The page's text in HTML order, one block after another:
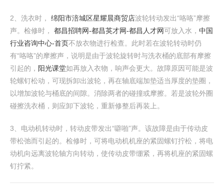
2、洗衣时， 绵阳市涪城区星耀晨商贸店波轮转动发出“咯咯”摩擦
声。检修时， 都昌招聘网-都昌英才网-都昌人才网可放入水， 中国
行业咨询中心-首页不放衣物进行检查。此时若在波轮转动时仍
有“咯咯”的摩擦声，说明是由于波轮旋转时与洗衣桶的底部有摩擦
引起的， 阳光课堂如再放入衣物，响声会更大。故障原因可能是波
轮螺钉松动，可现拆卸出波轮，再在轴底端加垫适当厚度的垫圈，
以增加波轮与桶底的间隙。消除两者的碰撞或摩擦。若是波轮外圈
碰擦洗衣桶，则应卸下波轮，重新修整后再装上。
3、电动机转动时，转动皮带发出“噼啪”声。该故障是由于传动皮
带松弛而引起的。检修时，可将电动机机座的紧固螺钉拧松，将电
动机向远离波轮轴方向转动，使传动皮带绷紧，再将机座的紧固螺
钉拧紧。